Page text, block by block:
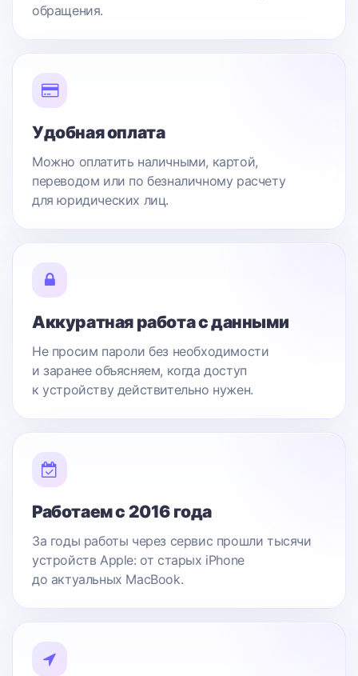
обращения.
Удобная оплата
Можно оплатить наличными, картой,
переводом или по безналичному расчету
для юридических лиц.
Аккуратная работа с данными
Не просим пароли без необходимости
и заранее объясняем, когда доступ
к устройству действительно нужен.
Работаем с 2016 года
За годы работы через сервис прошли тысячи
устройств Apple: от старых iPhone
до актуальных MacBook.